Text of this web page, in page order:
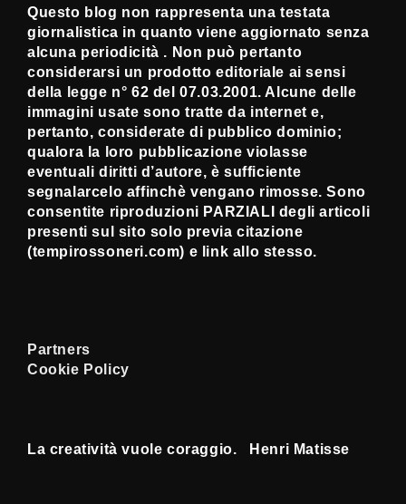
Questo blog non rappresenta una testata
giornalistica in quanto viene aggiornato senza
alcuna periodicità . Non può pertanto
considerarsi un prodotto editoriale ai sensi
della legge n° 62 del 07.03.2001. Alcune delle
immagini usate sono tratte da internet e,
pertanto, considerate di pubblico dominio;
qualora la loro pubblicazione violasse
eventuali diritti d’autore, è sufficiente
segnalarcelo affinchè vengano rimosse. Sono
consentite riproduzioni PARZIALI degli articoli
presenti sul sito solo previa citazione
(tempirossoneri.com) e link allo stesso.
Partners
Cookie Policy
La creatività vuole coraggio. Henri Matisse